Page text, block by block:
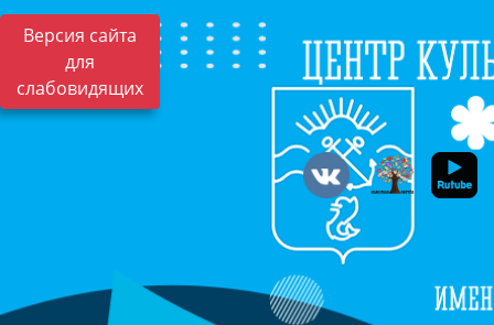
Версия сайта
для
слабовидящих